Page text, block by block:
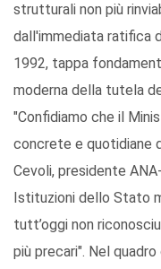
strutturali non più
dall'immediata ratifica
1992, tappa
moderna della tutela
"Confidiamo che il
concrete e quotidiane
Cevoli, presidente
Istituzioni dello Stato
tutt’oggi non
più precari". Nel